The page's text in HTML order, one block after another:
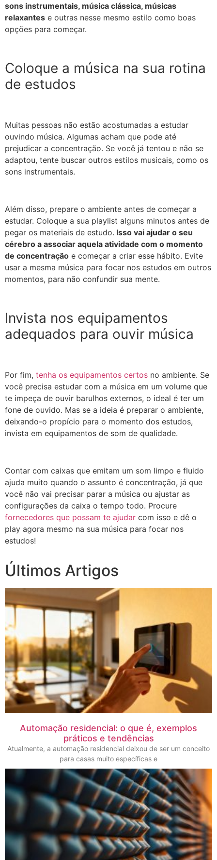
sons instrumentais, música clássica, músicas
relaxantes e outras nesse mesmo estilo como boas
opções para começar.
Coloque a música na sua rotina
de estudos
Muitas pessoas não estão acostumadas a estudar
ouvindo música. Algumas acham que pode até
prejudicar a concentração. Se você já tentou e não se
adaptou, tente buscar outros estilos musicais, como os
sons instrumentais.
Além disso, prepare o ambiente antes de começar a
estudar. Coloque a sua playlist alguns minutos antes de
pegar os materiais de estudo. Isso vai ajudar o seu
cérebro a associar aquela atividade com o momento
de concentração e começar a criar esse hábito. Evite
usar a mesma música para focar nos estudos em outros
momentos, para não confundir sua mente.
Invista nos equipamentos
adequados para ouvir música
Por fim, tenha os equipamentos certos no ambiente. Se
você precisa estudar com a música em um volume que
te impeça de ouvir barulhos externos, o ideal é ter um
fone de ouvido. Mas se a ideia é preparar o ambiente,
deixando-o propício para o momento dos estudos,
invista em equipamentos de som de qualidade.
Contar com caixas que emitam um som limpo e fluido
ajuda muito quando o assunto é concentração, já que
você não vai precisar parar a música ou ajustar as
configurações da caixa o tempo todo. Procure
fornecedores que possam te ajudar com isso e dê o
play agora mesmo na sua música para focar nos
estudos!
Últimos Artigos
Automação residencial: o que é, exemplos
práticos e tendências
Atualmente, a automação residencial deixou de ser um conceito
para casas muito específicas e